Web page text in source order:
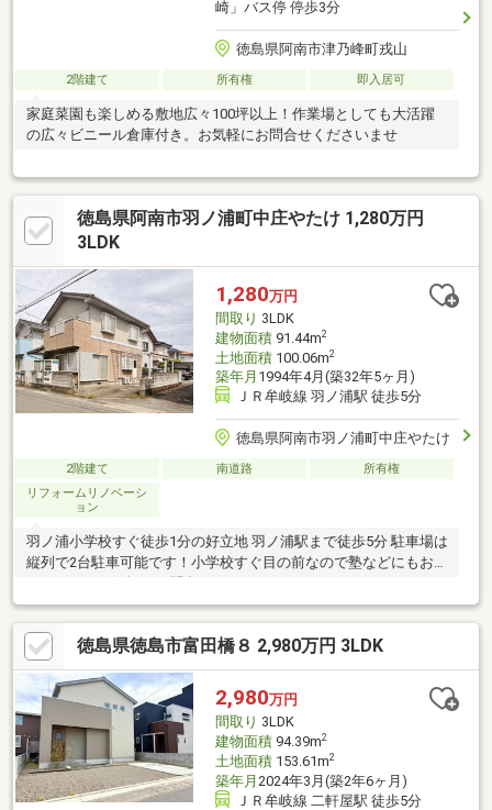
崎」バス停 停歩3分
徳島県阿南市津乃峰町戎山
2階建て 所有権 即入居可
家庭菜園も楽しめる敷地広々100坪以上！作業場としても大活躍
の広々ビニール倉庫付き。お気軽にお問合せくださいませ
徳島県阿南市羽ノ浦町中庄やたけ 1,280万円
3LDK
1,280万円
間取り 3LDK
建物面積91.44m2
土地面積100.06m2
築年月 1994年4月(築32年5ヶ月)
ＪＲ牟岐線 羽ノ浦駅 徒歩5分
徳島県阿南市羽ノ浦町中庄やたけ
2階建て 南道路
所有権
リフォームリノベーシ
ョン
羽ノ浦小学校すぐ徒歩1分の好立地 羽ノ浦駅まで徒歩5分 駐車場は
縦列で2台駐車可能です！小学校すぐ目の前なので塾などにもおす
徳島県徳島市富田橋８ 2,980万円 3LDK
2,980万円
間取り 3LDK
建物面積94.39m2
土地面積153.61m2
築年月 2024年3月(築2年6ヶ月)
ＪＲ牟岐線 二軒屋駅 徒歩5分